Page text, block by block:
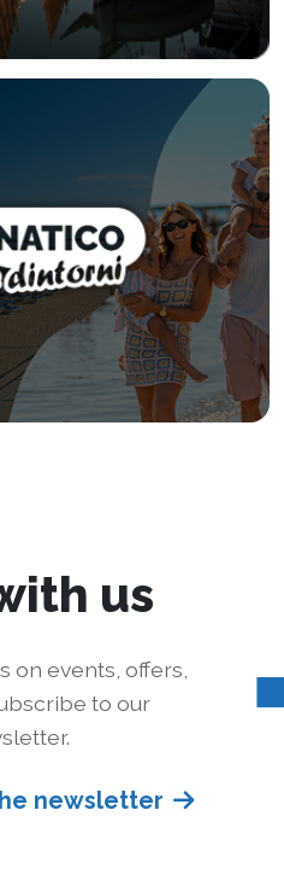
us
on events, offers,
to our
newsletter